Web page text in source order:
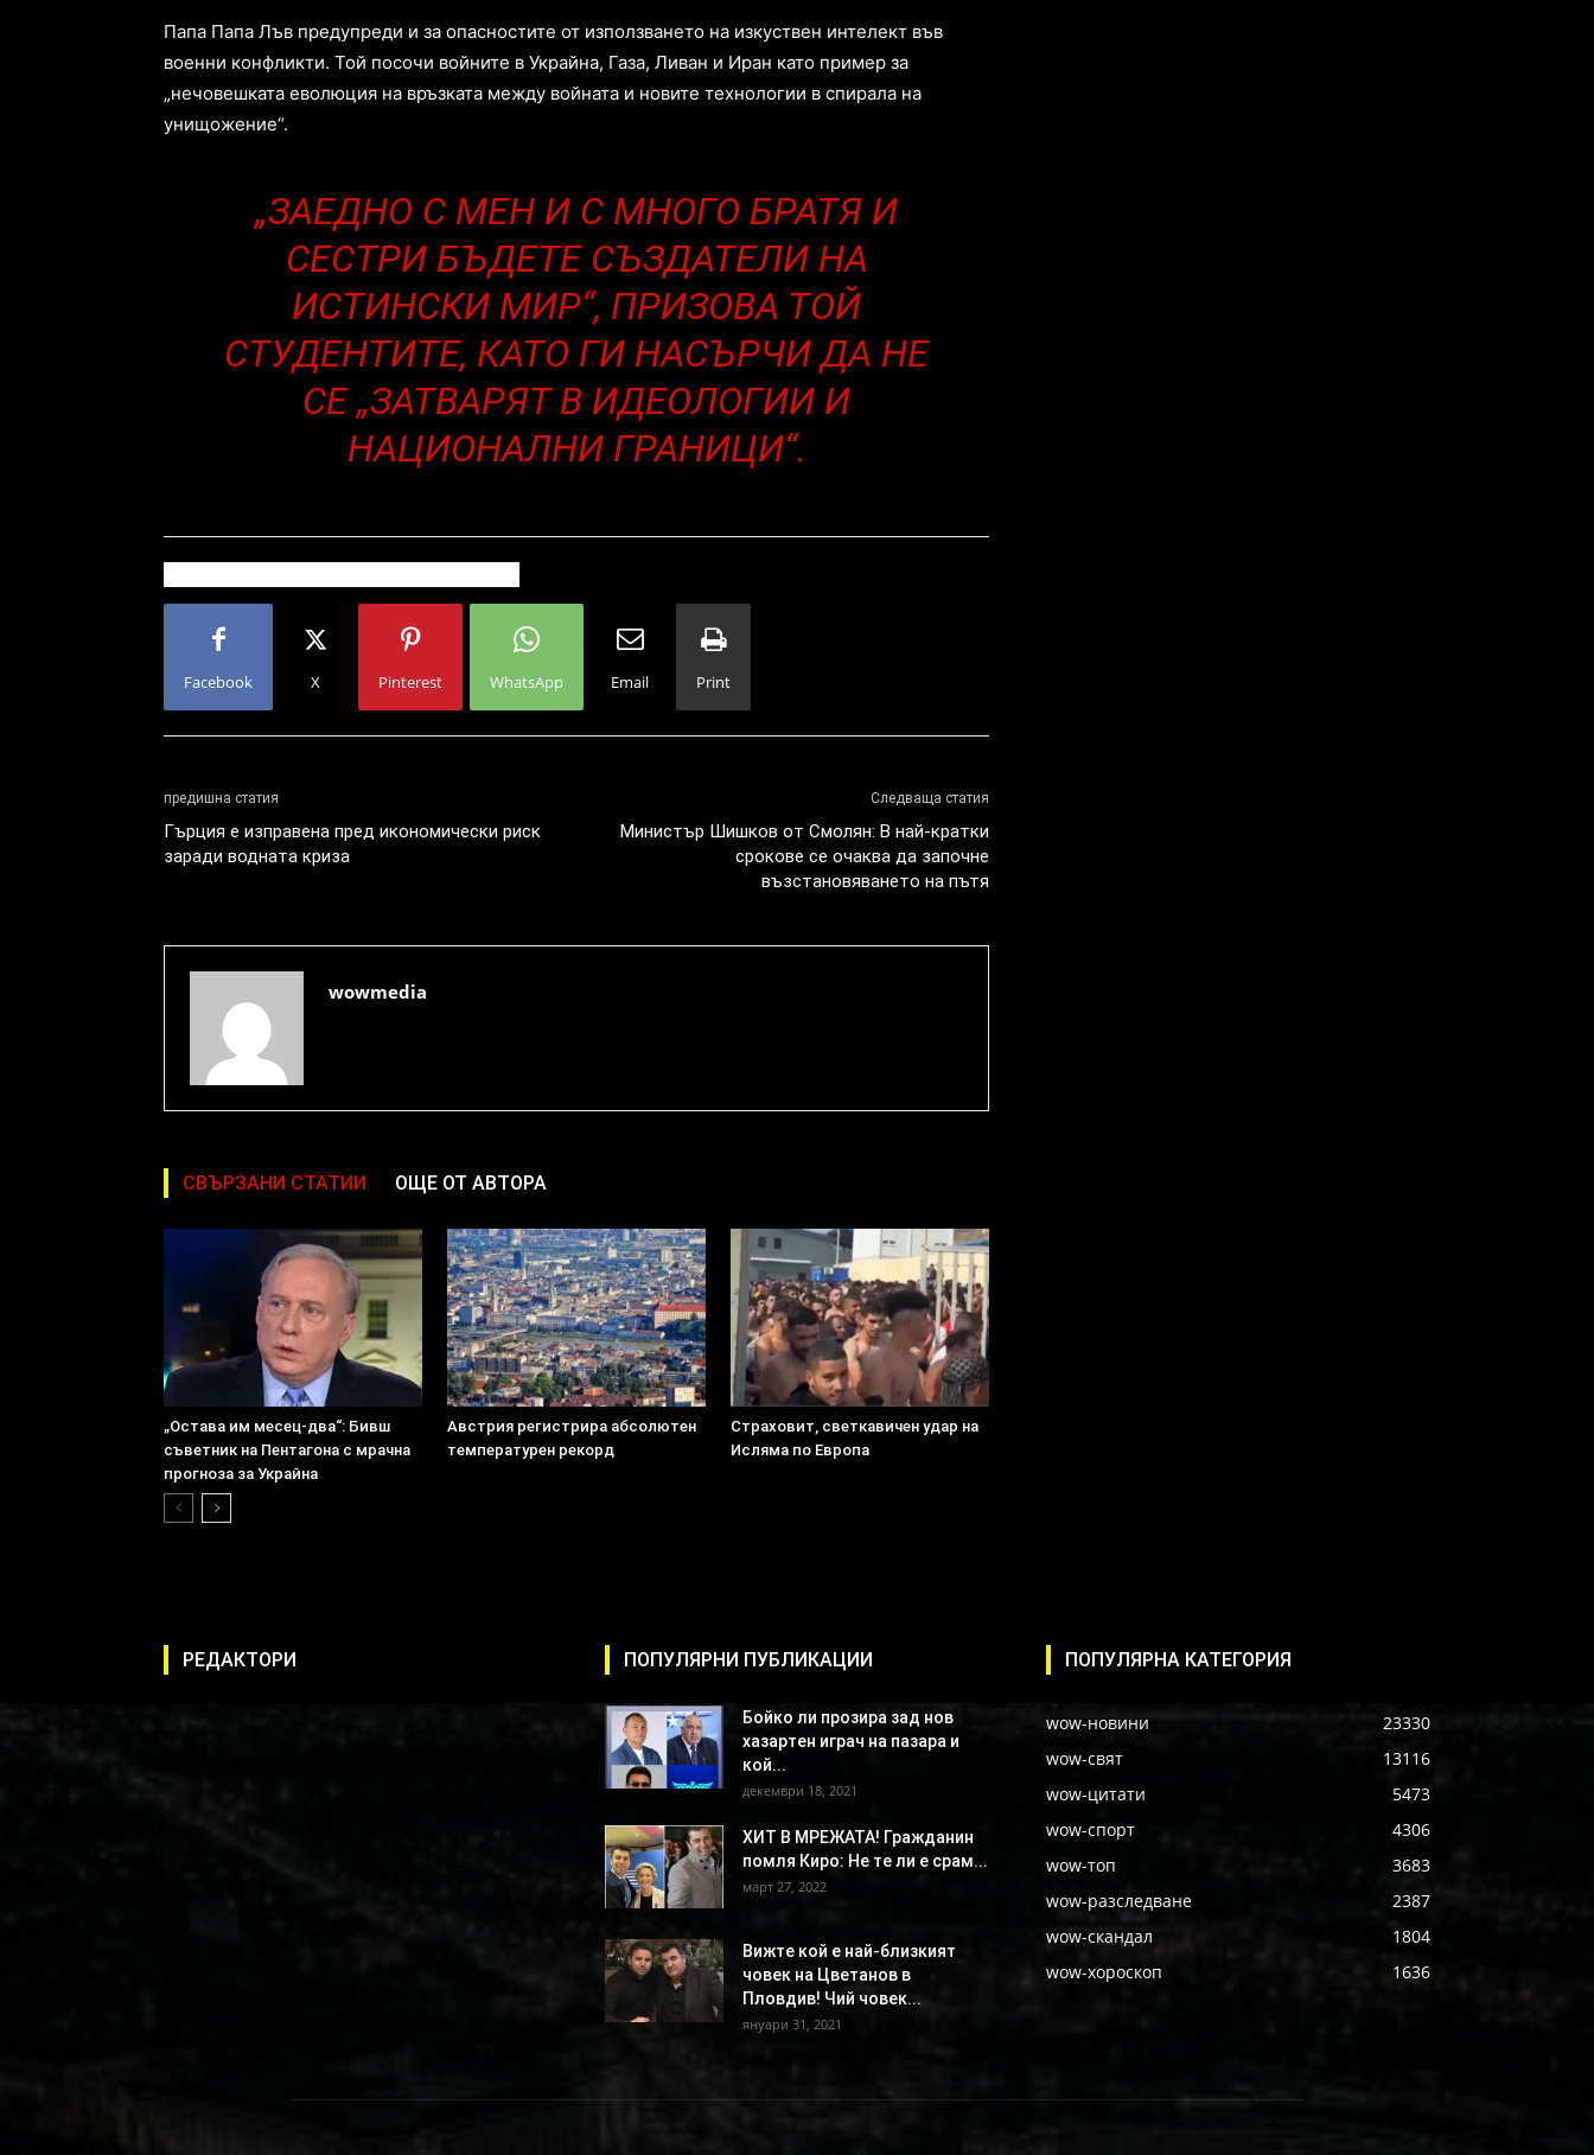
Папа Папа Лъв предупреди и за опасностите от използването на изкуствен интелект във
военни конфликти. Той посочи войните в Украйна, Газа, Ливан и Иран като пример за
„нечовешката еволюция на връзката между войната и новите технологии в спирала на
унищожение“.
„ЗАЕДНО С МЕН И С МНОГО БРАТЯ И
СЕСТРИ БЪДЕТЕ СЪЗДАТЕЛИ НА
ИСТИНСКИ МИР“, ПРИЗОВА ТОЙ
СТУДЕНТИТЕ, КАТО ГИ НАСЪРЧИ ДА НЕ
СЕ „ЗАТВАРЯТ В ИДЕОЛОГИИ И
НАЦИОНАЛНИ ГРАНИЦИ“.
Facebook X Pinterest WhatsApp Email Print
предишна статия
Гърция е изправена пред икономически риск
заради водната криза
Следваща статия
Министър Шишков от Смолян: В най-кратки
срокове се очаква да започне
възстановяването на пътя
wowmedia
СВЪРЗАНИ СТАТИИ ОЩЕ ОТ АВТОРА
„Остава им месец-два“: Бивш
съветник на Пентагона с мрачна
прогноза за Украйна
Австрия регистрира абсолютен
температурен рекорд
Страховит, светкавичен удар на
Исляма по Европа
РЕДАКТОРИ ПОПУЛЯРНИ ПУБЛИКАЦИИ
Бойко ли прозира зад нов
хазартен играч на пазара и
кой...
декември 18, 2021
ХИТ В МРЕЖАТА! Гражданин
помля Киро: Не те ли е срам...
март 27, 2022
Вижте кой е най-близкият
човек на Цветанов в
Пловдив! Чий човек...
януари 31, 2021
ПОПУЛЯРНА КАТЕГОРИЯ
wow-новини
23330
wow-свят
13116
wow-цитати
5473
wow-спорт
4306
wow-топ
3683
wow-разследване
2387
wow-скандал
1804
wow-хороскоп
1636